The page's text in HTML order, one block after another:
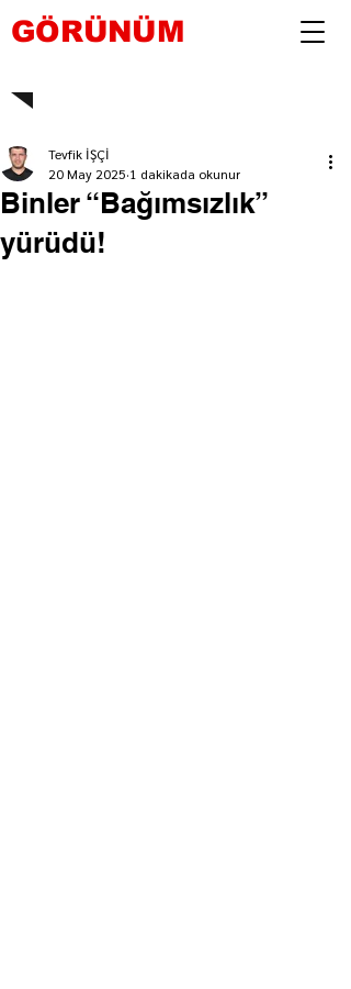
GÖRÜNÜM
Binler “Bağımsızlık”
yürüdü!
Tevfik İŞÇİ
20 May 2025 1 dakikada okunur